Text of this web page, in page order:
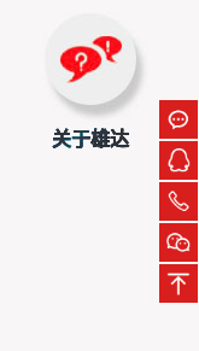
船舶，现在开始重
价也随之下调。
，绕行好望角吸收
测显示，今年集装箱
成长仅有2.0%，运
运价下跌的重要原
关于雄达